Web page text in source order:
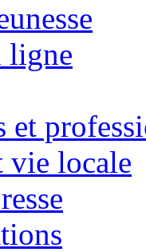
ligne
et
vie locale